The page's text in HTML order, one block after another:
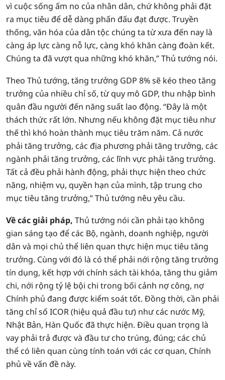
vì cuộc sống ấm no của nhân dân, chứ không phải đặt
ra mục tiêu để dễ dàng phấn đấu đạt được. Truyền
thống, văn hóa của dân tộc chúng ta từ xưa đến nay là
càng áp lực càng nỗ lực, càng khó khăn càng đoàn kết.
Chúng ta đã vượt qua những khó khăn,” Thủ tướng nói.
Theo Thủ tướng, tăng trưởng GDP 8% sẽ kéo theo tăng
trưởng của nhiều chỉ số, từ quy mô GDP, thu nhập bình
quân đầu người đến năng suất lao động. “Đây là một
thách thức rất lớn. Nhưng nếu không đặt mục tiêu như
thế thì khó hoàn thành mục tiêu trăm năm. Cả nước
phải tăng trưởng, các địa phương phải tăng trưởng, các
ngành phải tăng trưởng, các lĩnh vực phải tăng trưởng.
Tất cả đều phải hành động, phải thực hiện theo chức
năng, nhiệm vụ, quyền hạn của mình, tập trung cho
mục tiêu tăng trưởng,” Thủ tướng nêu yêu cầu.
Về các giải pháp, Thủ tướng nói cần phải tạo không
gian sáng tạo để các Bộ, ngành, doanh nghiệp, người
dân và mọi chủ thể liên quan thực hiện mục tiêu tăng
trưởng. Cùng với đó là có thể phải nới rộng tăng trưởng
tín dụng, kết hợp với chính sách tài khóa, tăng thu giảm
chi, nới rộng tỷ lệ bội chi trong bối cảnh nợ công, nợ
Chính phủ đang được kiểm soát tốt. Đồng thời, cần phải
tăng chỉ số ICOR (hiệu quả đầu tư) như các nước Mỹ,
Nhật Bản, Hàn Quốc đã thực hiện. Điều quan trọng là
vay phải trả được và đầu tư cho trúng, đúng; các chủ
thể có liên quan cùng tính toán với các cơ quan, Chính
phủ về vấn đề này.